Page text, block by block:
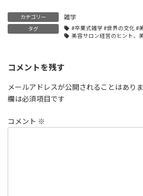
カテゴリー 雑学
タグ
#卒業式雑学 #世界の文化 #
美容サロン経営のヒント、
コメントを残す
メールアドレスが公開されることはありま
欄は必須項目です
コメント ※